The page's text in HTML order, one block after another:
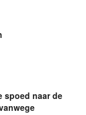
spoed naar de